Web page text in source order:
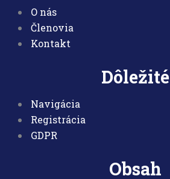
O nás
Členovia
Kontakt
Dôležité
Navigácia
Registrácia
GDPR
Obsah